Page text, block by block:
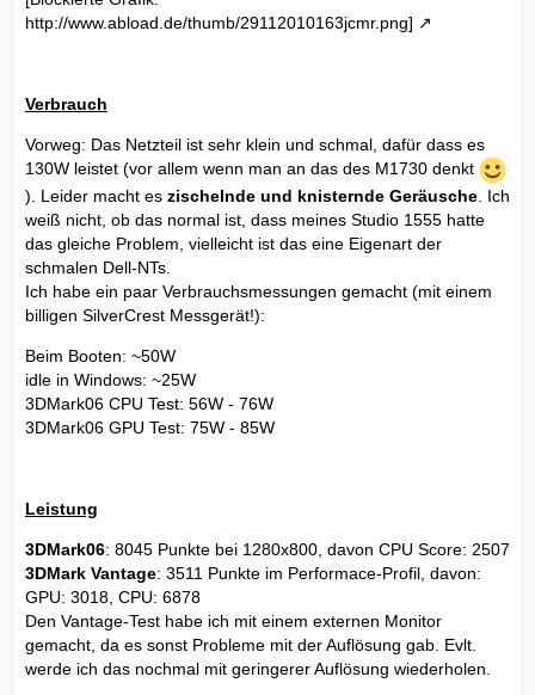
http://www.abload.de/thumb/29112010163jcmr.png]
Verbrauch
Vorweg: Das Netzteil ist sehr klein und schmal, dafür dass es
130W leistet (vor allem wenn man an das des M1730 denkt
). Leider macht es zischelnde und knisternde Geräusche . Ich
weiß nicht, ob das normal ist, dass meines Studio 1555 hatte
das gleiche Problem, vielleicht ist das eine Eigenart der
schmalen Dell-NTs.
Ich habe ein paar Verbrauchsmessungen gemacht (mit einem
billigen SilverCrest Messgerät!):
Beim Booten: ~50W
idle in Windows: ~25W
3DMark06 CPU Test: 56W - 76W
3DMark06 GPU Test: 75W - 85W
Leistung
3DMark06: 8045 Punkte bei 1280x800, davon CPU Score: 2507
3DMark Vantage: 3511 Punkte im Performace-Profil, davon:
GPU: 3018, CPU: 6878
Den Vantage-Test habe ich mit einem externen Monitor
gemacht, da es sonst Probleme mit der Auflösung gab. Evlt.
werde ich das nochmal mit geringerer Auflösung wiederholen.